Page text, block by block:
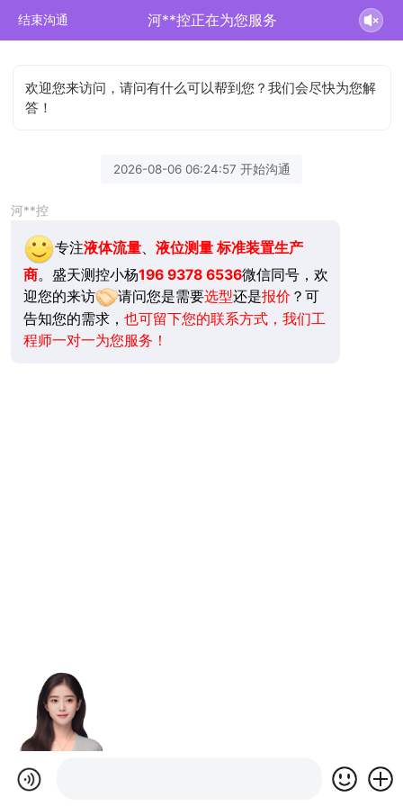
结束沟通 河**控正在为您服务
欢迎您来访问，请问有什么可以帮到您？我们会尽快为您解
答！
2026-08-06 06:24:57 开始沟通
河**控
专注液体流量、 液位测量 标准装置生产
商。盛天测控小杨196 9378 6536微信同号，欢
迎您的来访
请问您是需要选型还是报价 ？可
告知您的需求， 也可留下您的联系方式，我们工
程师一对一为您服务！